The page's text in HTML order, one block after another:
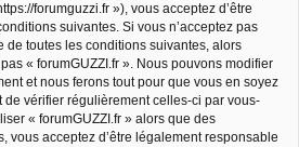
n
forumguzzi.fr »), vous acceptez d’être
suivantes. Si vous n’acceptez pas
de toutes les conditions suivantes, alors
« forumGUZZI.fr ». Nous pouvons modifier
et nous ferons tout pour que vous en soyez
de vérifier régulièrement celles-ci par vous-
« forumGUZZI.fr » alors que des
vous acceptez d’être légalement responsable